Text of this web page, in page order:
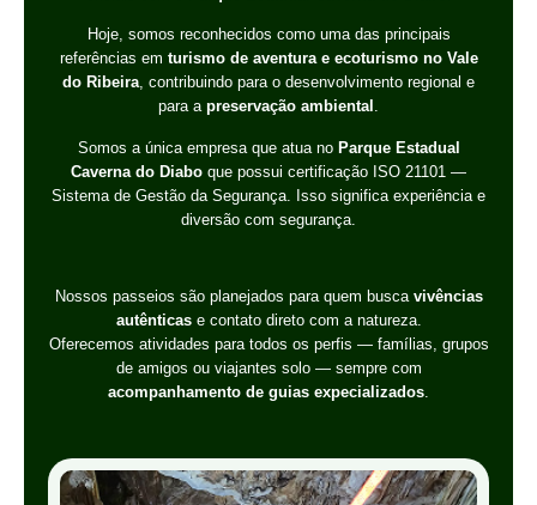
Hoje, somos reconhecidos como uma das principais
referências em turismo de aventura e ecoturismo no Vale
do Ribeira, contribuindo para o desenvolvimento regional e
para a preservação ambiental .
Somos a única empresa que atua no Parque Estadual
Caverna do Diabo que possui certificação ISO 21101 —
Sistema de Gestão da Segurança. Isso significa experiência e
diversão com segurança.
Nossos passeios são planejados para quem busca vivências
autênticase contato direto com a natureza.
Oferecemos atividades para todos os perfis — famílias, grupos
de amigos ou viajantes solo — sempre com
acompanhamento de guias expecializados